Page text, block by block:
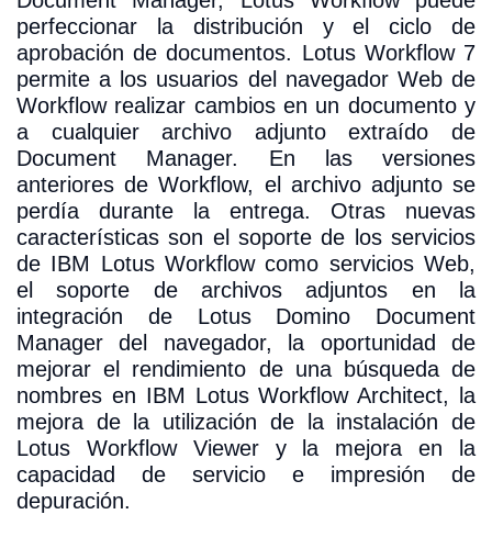
perfeccionar la distribución y el ciclo de
aprobación de documentos. Lotus Workflow 7
permite a los usuarios del navegador Web de
Workflow realizar cambios en un documento y
a cualquier archivo adjunto extraído de
Document Manager. En las versiones
anteriores de Workflow, el archivo adjunto se
perdía durante la entrega. Otras nuevas
características son el soporte de los servicios
de IBM Lotus Workflow como servicios Web,
el soporte de archivos adjuntos en la
integración de Lotus Domino Document
Manager del navegador, la oportunidad de
mejorar el rendimiento de una búsqueda de
nombres en IBM Lotus Workflow Architect, la
mejora de la utilización de la instalación de
Lotus Workflow Viewer y la mejora en la
capacidad de servicio e impresión de
depuración.